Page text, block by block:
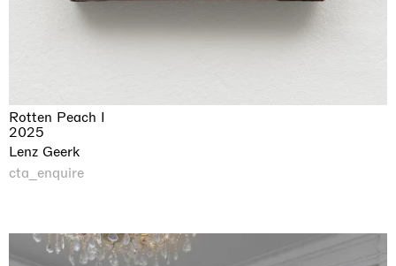
Rotten Peach I
2025
Lenz Geerk
cta_enquire